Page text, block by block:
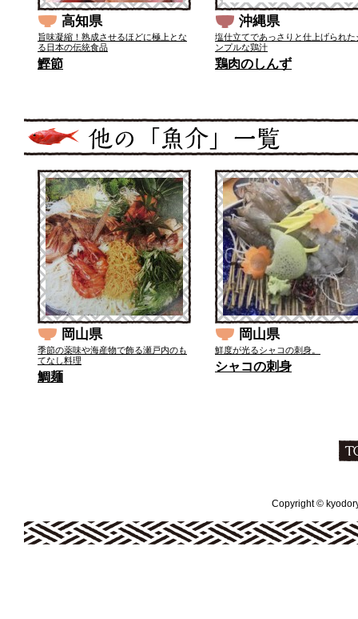
高知県
旨味凝縮！熟成させるほどに極上とな
る日本の伝統食品
鰹節
沖縄県
塩仕立てであっさりと仕上げられた
ンプルな鶏汁
鶏肉のしんず
岡山県
季節の薬味や海産物で飾る瀬戸内のも
てなし料理
鯛麺
岡山県
鮮度が光るシャコの刺身。
シャコの刺身
Copyright ©